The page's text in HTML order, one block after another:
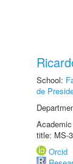
School:
de
title: MS-
Orcid